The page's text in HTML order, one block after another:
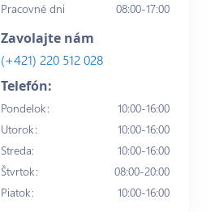
Pracovné dni 08:00-17:00
Zavolajte nám
(+421) 220 512 028
Telefón:
Pondelok:
10:00-16:00
Utorok:
10:00-16:00
Streda:
10:00-16:00
Štvrtok:
08:00-20:00
Piatok: 10:00-16:00